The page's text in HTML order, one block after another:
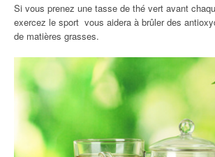
Si vous prenez une tasse de thé vert avant
exercez le sport vous aidera à brûler des
de matières grasses.